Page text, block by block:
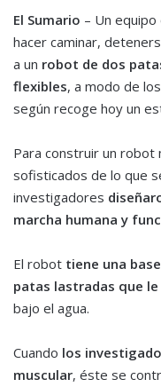
El Sumario – Un
hacer caminar,
a un robot de dos
flexibles, a modo de
según recoge hoy un
Para construir un robot
sofisticados de lo que
investigadores
marcha humana y
El robot tiene una
patas lastradas que
bajo el agua.
Cuando los
muscular, éste se